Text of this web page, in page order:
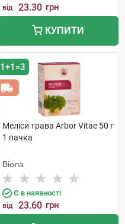
від 23.30 грн
КУПИТИ
1+1=3
Меліси трава Arbor Vitae 50 г
1 пачка
Віола
Є в наявності
від 23.60 грн